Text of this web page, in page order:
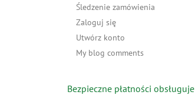
Śledzenie zamówienia
Zaloguj się
Utwórz konto
My blog comments
Bezpieczne płatności obsługuje